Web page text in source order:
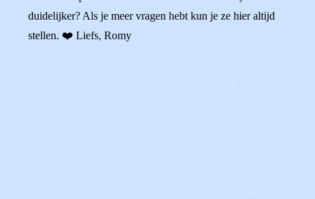
duidelijker? Als je meer vragen hebt kun je ze hier altijd
stellen. ❤️ Liefs, Romy